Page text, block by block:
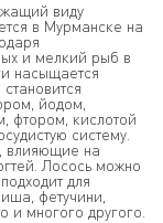
виду
в Мурманске на
и мелкий рыб в
насыщается
йодом,
фтором, кислотой
систему.
влияющие на
Лосось можно
для
фетучини,
и многого другого.